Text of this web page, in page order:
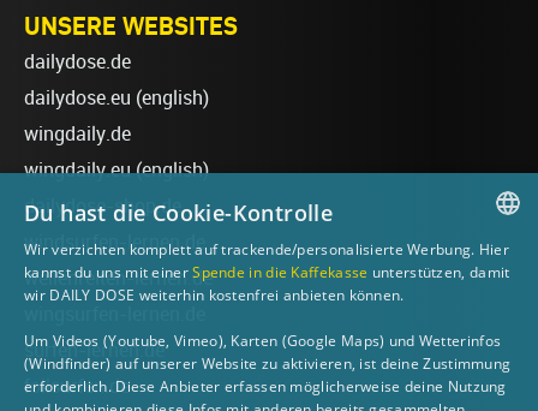
UNSERE WEBSITES
dailydose.de
dailydose.eu (english)
wingdaily.de
wingdaily.eu(english)
dailydose-shop.de
windsurfen-lernen.de
wellenreiten-lernen.de
surfen-lernen.de
foilsurfen.de
GERMAN
Du hast die Cookie-Kontrolle
Wir verzichten komplett auf trackende/personalisierte Werbung. Hier
kannst du uns mit einerSpende in die Kaffekasse unterstützen, damit
wir DAILY DOSE weiterhin kostenfrei anbieten können.
Um Videos (Youtube, Vimeo), Karten (Google Maps) und Wetterinfos
(Windfinder) auf unserer Website zu aktivieren, ist deine Zustimmung
erforderlich. Diese Anbieter erfassen möglicherweise deine Nutzung